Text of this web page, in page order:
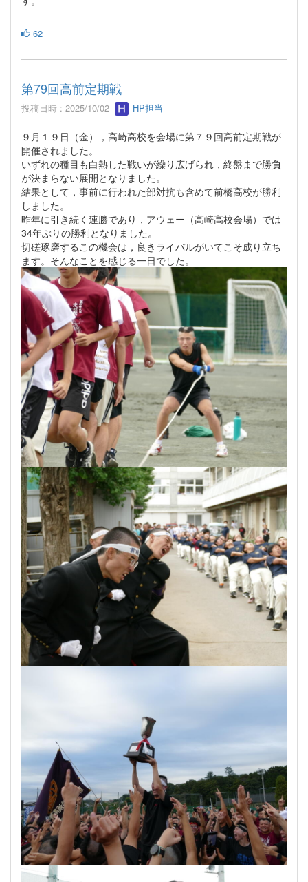
62
第79回高前定期戦
投稿日時 : 2025/10/02 HP担当
９月１９日（金），高崎高校を会場に第７９回高前定期戦が
開催されました。
いずれの種目も白熱した戦いが繰り広げられ，終盤まで勝負
が決まらない展開となりました。
結果として，事前に行われた部対抗も含めて前橋高校が勝利
しました。
昨年に引き続く連勝であり，アウェー（高崎高校会場）では
34年ぶりの勝利となりました。
切磋琢磨するこの機会は，良きライバルがいてこそ成り立ち
ます。そんなことを感じる一日でした。